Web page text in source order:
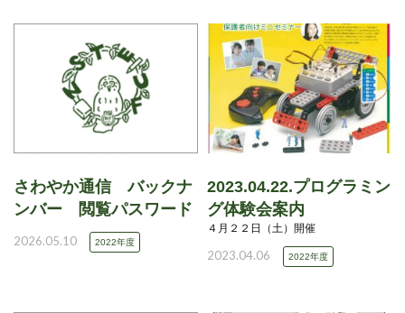
さわやか通信 バックナ
ンバー 閲覧パスワード
2026.05.10 2022年度
2023.04.22.プログラミン
グ体験会案内
４月２２日（土）開催
2023.04.06 2022年度